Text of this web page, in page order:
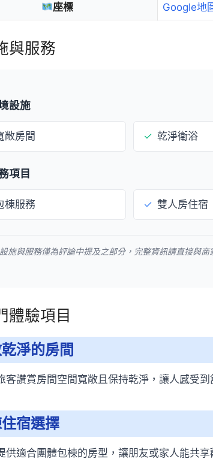
座標 Google地
與服務
設施
敞房間 ✓ 乾淨衛浴
項目
棟服務 ✓ 雙人房住宿
施與服務僅為評論中提及之部分，完整資訊請直接與商
體驗項目
淨的房間
客讚賞房間空間寬敞且保持乾淨，讓人感受
宿選擇
供適合團體包棟的房型，讓朋友或家人能共